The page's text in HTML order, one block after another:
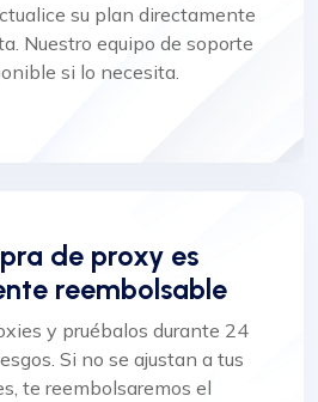
su plan directamente
Nuestro equipo de soporte
si lo necesita.
de proxy es
reembolsable
y pruébalos durante 24
Si no se ajustan a tus
te reembolsaremos el